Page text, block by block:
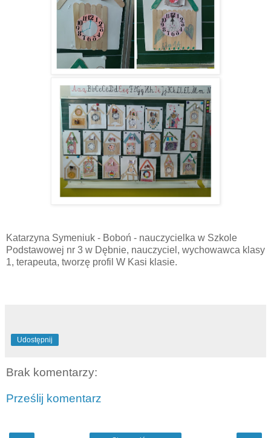
Katarzyna Symeniuk - Boboń - nauczycielka w Szkole
Podstawowej nr 3 w Dębnie, nauczyciel, wychowawca klasy
1, terapeuta, tworzę profil W Kasi klasie.
Udostępnij
Brak komentarzy:
Prześlij komentarz